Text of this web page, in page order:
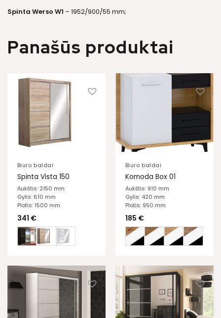
Spinta Werso W1 – 1952/900/55 mm;
Panašūs produktai
Biuro baldai
Spinta Vista 150
Aukštis: 2150 mm
Gylis: 610 mm
Plotis: 1500 mm
341 €
Biuro baldai
Komoda Box 01
Aukštis: 910 mm
Gylis: 420 mm
Plotis: 950 mm
185 €